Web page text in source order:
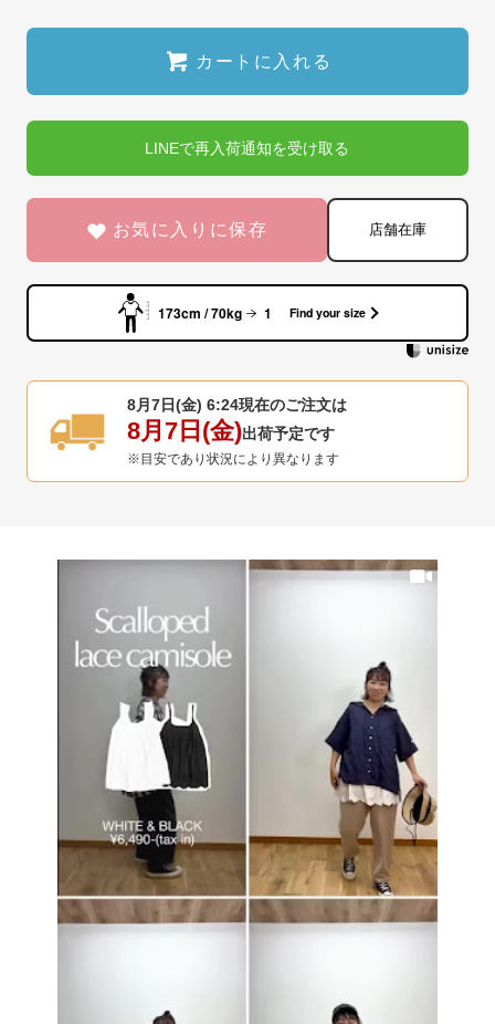
カートに入れる
LINEで再入荷通知を受け取る
お気に入りに保存 店舗在庫
173cm / 70kg 1 Find your size
8月7日(金) 6:24現在のご注文は
8月7日(金)出荷予定です
※目安であり状況により異なります